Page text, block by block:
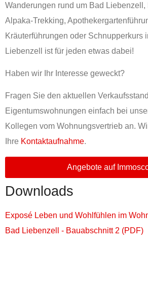
Wanderungen rund um Bad
Alpaka-Trekking,
Kräuterführungen oder Schnupperkurs
Liebenzell ist für jeden etwas dabei!
Haben wir Ihr Interesse geweckt?
Fragen Sie den aktuellen
Eigentumswohnungen einfach bei
Kollegen vom Wohnungsvertrieb an.
Ihre Kontaktaufnahme.
Angebote auf
Downloads
Exposé Leben und Wohlfühlen im
Bad Liebenzell - Bauabschnitt 2 (PDF)